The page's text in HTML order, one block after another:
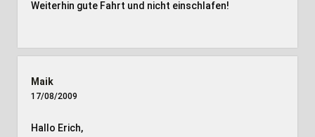
Weiterhin gute Fahrt und nicht einschlafen!
Maik
17/08/2009
Hallo Erich,